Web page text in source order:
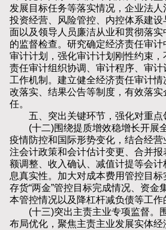
发展目标任务等落实情况，企业法人
投资经营、风险管控、内控体系建
面以及领导人员廉洁从业和贯彻落
的监督检查。研究确定经济责任审
审计计划，强化审计计划刚性约束
责任审计组织协调、审计程序、审
工作机制。建立健全经济责任审计
改落实、结果公告等制度，有效落
任。
五、突出关键环节，强化对重点
(十二)围绕提质增效稳增长开展
疫情防控和国际形势变化，结合经
注会计政策和会计估计变更、合并
额调整、收入确认、减值计提等会
息真实性。加大对成本费用管控目
存货“两金”管控目标完成情况、资金
本管控情况以及降杠杆减负债等工作
(十三)突出主责主业专项监督。
布局优化，聚焦主责主业发展实体